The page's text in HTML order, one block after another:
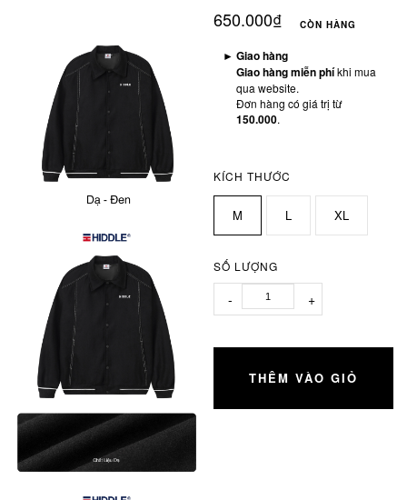
650.000₫ CÒN HÀNG
► Giao hàng
Giao hàng miễn phíkhi mua
qua website.
Đơn hàng có giá trị từ
150.000.
KÍCH THƯỚC
M L XL
SỐ LƯỢNG
- +
THÊM VÀO GIỎ